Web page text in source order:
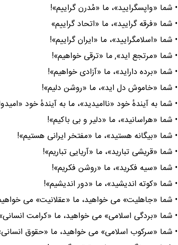
• شما «واپسگرایید»، ما «مُدرن گراییم»!
• شما «فرقه گرایید»، ما «اتحاد گراییم»
• شما «اسلامگرایید»، ما «ایران گراییم»!
• شما «مرتجع اید», ما «ترقی خواهیم»!
• شما «برده داراید»، ما «آزادی خواهیم»!
• شما «خاموش دل اید»، ما «روشن دلیم»!
• شما به آیندهٔ خود «ناامیدید»، ما به آیندهٔ خود
• شما «هراسانید»، ما «دلیر و بی باکیم»!
• شما «بیگانه هستید»، ما «مفتخر ایرانی هستیم»!
• شما «قریشی تبارید»، ما «آریایی تباریم»!
• شما «سیه فکرید»، ما «روشن فکریم»!
• شما «کوته اندیشید»، ما «دور اندیشیم»!
• شما «جاهلیت» می خواهید، ما «عقلانیت» می
• شما «بردگی اسلامی» می خواهید، ما «کرامت
• شما «سرکوب اسلامی» می خواهید، ما «حقوق